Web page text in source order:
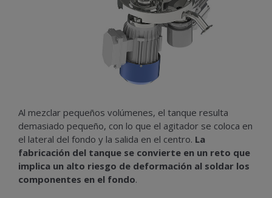
Al mezclar pequeños volúmenes, el tanque resulta
demasiado pequeño, con lo que el agitador se coloca en
el lateral del fondo y la salida en el centro. La
fabricación del tanque se convierte en un reto que
implica un alto riesgo de deformación al soldar los
componentes en el fondo.